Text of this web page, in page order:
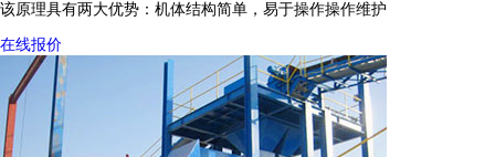
该原理具有两大优势：机体结构简单，易于操作操作维护
在线报价